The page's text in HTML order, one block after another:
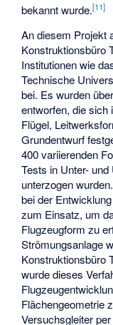
bekannt wurde.[11]
An diesem Projekt
Konstruktionsbüro
Institutionen wie
Technische
bei. Es wurden
entworfen, die sich
Flügel,
Grundentwurf
400 variierenden
Tests in Unter-
unterzogen
bei der
zum Einsatz, um
Flugzeugform zu
Strömungsanlage
Konstruktionsbüro
wurde dieses
Flächengeometrie
Versuchsgleiter